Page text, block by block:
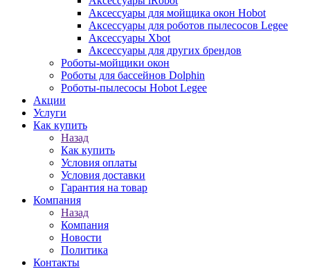
Аксессуары для мойщика окон Hobot
Аксессуары для роботов пылесосов Legee
Аксессуары Xbot
Аксессуары для других брендов
Роботы-мойщики окон
Роботы для бассейнов Dolphin
Роботы-пылесосы Hobot Legee
Акции
Услуги
Как купить
Назад
Как купить
Условия оплаты
Условия доставки
Гарантия на товар
Компания
Назад
Компания
Новости
Политика
Контакты